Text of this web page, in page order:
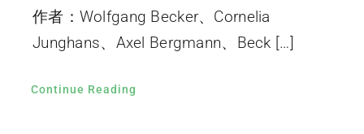
作者：Wolfgang Becker、Cornelia
Junghans、Axel Bergmann、Beck […]
Continue Reading